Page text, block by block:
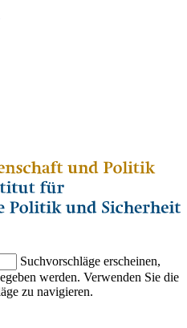
Suchvorschläge erscheinen,
werden. Verwenden Sie die
zu navigieren.